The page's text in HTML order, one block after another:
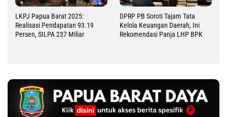
LKPJ Papua Barat 2025:
Realisasi Pendapatan 93.19
Persen, SILPA 237 Miliar
DPRP PB Soroti Tajam Tata
Kelola Keuangan Daerah, Ini
Rekomendasi Panja LHP BPK